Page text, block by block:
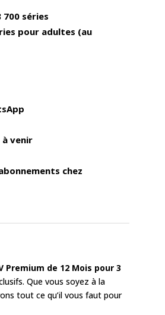
700 séries
pour adultes (au
à venir
chez
Premium de 12 Mois pour 3
Que vous soyez à la
tout ce qu’il vous faut pour